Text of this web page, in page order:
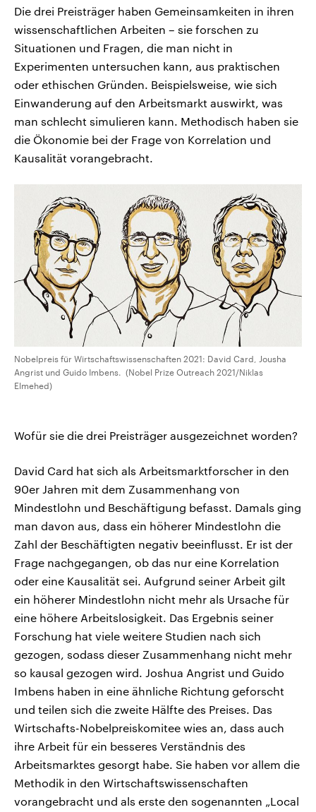
Die drei Preisträger haben Gemeinsamkeiten in ihren
wissenschaftlichen Arbeiten – sie forschen zu
Situationen und Fragen, die man nicht in
Experimenten untersuchen kann, aus praktischen
oder ethischen Gründen. Beispielsweise, wie sich
Einwanderung auf den Arbeitsmarkt auswirkt, was
man schlecht simulieren kann. Methodisch haben sie
die Ökonomie bei der Frage von Korrelation und
Kausalität vorangebracht.
Nobelpreis für Wirtschaftswissenschaften 2021: David Card, Jousha
Angrist und Guido Imbens. (Nobel Prize Outreach 2021/Niklas
Elmehed)
Wofür sie die drei Preisträger ausgezeichnet worden?
David Card hat sich als Arbeitsmarktforscher in den
90er Jahren mit dem Zusammenhang von
Mindestlohn und Beschäftigung befasst. Damals ging
man davon aus, dass ein höherer Mindestlohn die
Zahl der Beschäftigten negativ beeinflusst. Er ist der
Frage nachgegangen, ob das nur eine Korrelation
oder eine Kausalität sei. Aufgrund seiner Arbeit gilt
ein höherer Mindestlohn nicht mehr als Ursache für
eine höhere Arbeitslosigkeit. Das Ergebnis seiner
Forschung hat viele weitere Studien nach sich
gezogen, sodass dieser Zusammenhang nicht mehr
so kausal gezogen wird. Joshua Angrist und Guido
Imbens haben in eine ähnliche Richtung geforscht
und teilen sich die zweite Hälfte des Preises. Das
Wirtschafts-Nobelpreiskomitee wies an, dass auch
ihre Arbeit für ein besseres Verständnis des
Arbeitsmarktes gesorgt habe. Sie haben vor allem die
Methodik in den Wirtschaftswissenschaften
vorangebracht und als erste den sogenannten „Local